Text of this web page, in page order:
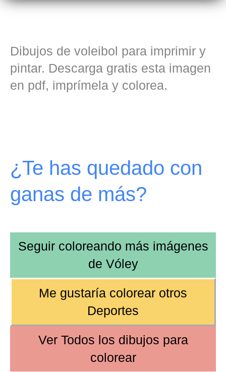
Dibujos de voleibol para imprimir y
pintar. Descarga gratis esta imagen
en pdf, imprímela y colorea.
¿Te has quedado con
ganas de más?
Seguir coloreando más imágenes
de Vóley
Me gustaría colorear otros
Deportes
Ver Todos los dibujos para
colorear